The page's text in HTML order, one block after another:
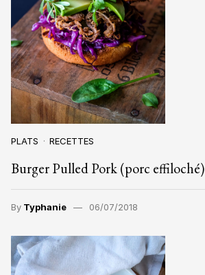
PLATS RECETTES
Burger Pulled Pork (porc effiloché)
By Typhanie 06/07/2018